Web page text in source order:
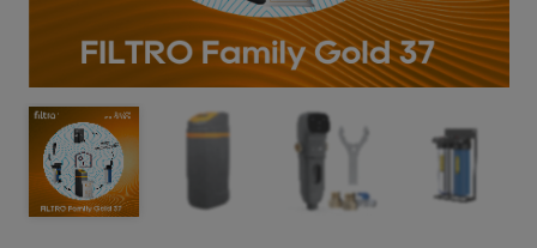
Ultrafiltrare
(6)
Filtre cu purjare
(16)
Filtre pentru duș
(8)
Carcase
Big Blue/
Carcase
(17)
Big
(11)